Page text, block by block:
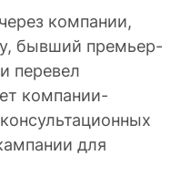
компании,
бывший премьер-
перевел
компании-
для